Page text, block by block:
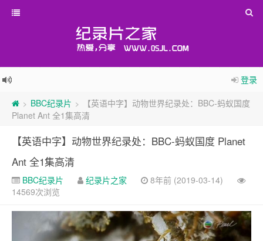
登录
> BBC纪录片 >
【英语中字】动物世界纪录处：BBC-蚂蚁国度
Planet Ant 全1集高清
【英语中字】动物世界纪录处：BBC-蚂蚁国度 Planet
Ant 全1集高清
BBC纪录片 纪录片之家
8年前 (2019-03-14)
14569次浏览